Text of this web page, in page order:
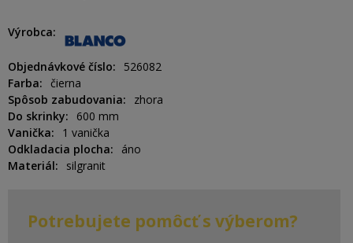
Výrobca
Objednávkové číslo
526082
Farba
čierna
Spôsob zabudovania
zhora
Do skrinky
600 mm
Vanička
1 vanička
Odkladacia plocha
áno
Materiál
silgranit
Potrebujete pomôcť s výberom?